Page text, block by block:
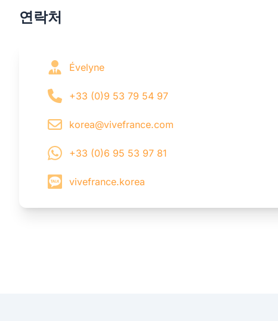
연락처
Évelyne
+33 (0)9 53 79 54 97
korea@vivefrance.com
+33 (0)6 95 53 97 81
vivefrance.korea